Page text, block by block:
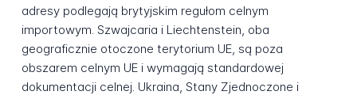
adresy podlegają brytyjskim regułom celnym
importowym. Szwajcaria i Liechtenstein, oba
geograficznie otoczone terytorium UE, są poza
obszarem celnym UE i wymagają standardowej
dokumentacji celnej. Ukraina, Stany Zjednoczone i